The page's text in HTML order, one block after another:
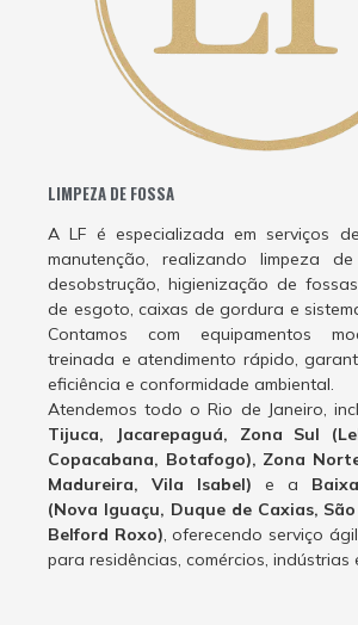
LIMPEZA DE FOSSA
A LF é especializada em serviços
manutenção, realizando limpeza
desobstrução, higienização de
de esgoto, caixas de gordura e
Contamos com equipamentos
treinada e atendimento rápido,
eficiência e conformidade ambiental.
Atendemos todo o Rio de Janeiro,
Tijuca, Jacarepaguá, Zona Sul
Copacabana, Botafogo), Zona
Madureira, Vila Isabel) e a
(Nova Iguaçu, Duque de Caxias,
Belford Roxo), oferecendo serviço
para residências, comércios, indústrias